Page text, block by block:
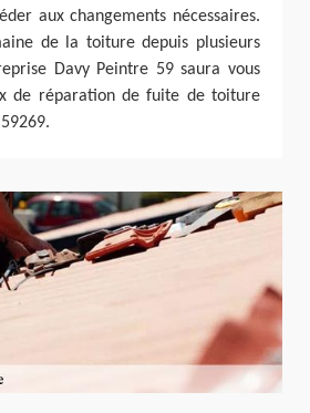
aux changements nécessaires.
de la toiture depuis plusieurs
Davy Peintre 59 saura vous
de réparation de fuite de toiture